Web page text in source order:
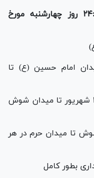
محدودیت توقف نیز از ساعت ۲۴:۰۰ روز چهارشنبه مورخ
میدان امام حسین (ع) تا
۳- خیابان شوش حد فاصل خیابان ۱۷ شهریور تا میدان شوش
تا میدان حرم در هر